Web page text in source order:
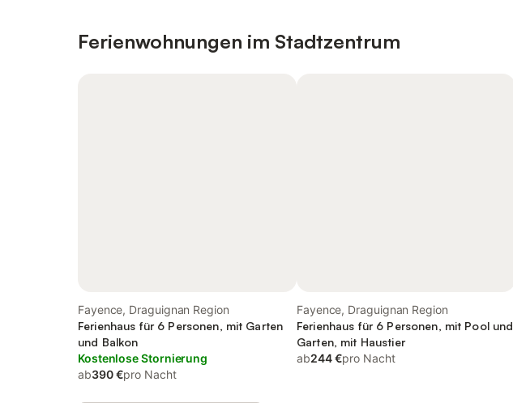
Ferienwohnungen im Stadtzentrum
Fayence, Draguignan Region
Ferienhaus für 6 Personen, mit Garten
und Balkon
Kostenlose Stornierung
ab390 €pro Nacht
Fayence, Draguignan Region
Ferienhaus für 6 Personen, mit Pool und
Garten, mit Haustier
ab244 €pro Nacht